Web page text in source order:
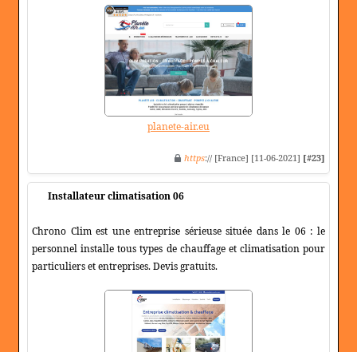
planete-air.eu
https:// [France] [11-06-2021] [#23]
Installateur climatisation 06
Chrono Clim est une entreprise sérieuse située dans le 06 : le
personnel installe tous types de chauffage et climatisation pour
particuliers et entreprises. Devis gratuits.